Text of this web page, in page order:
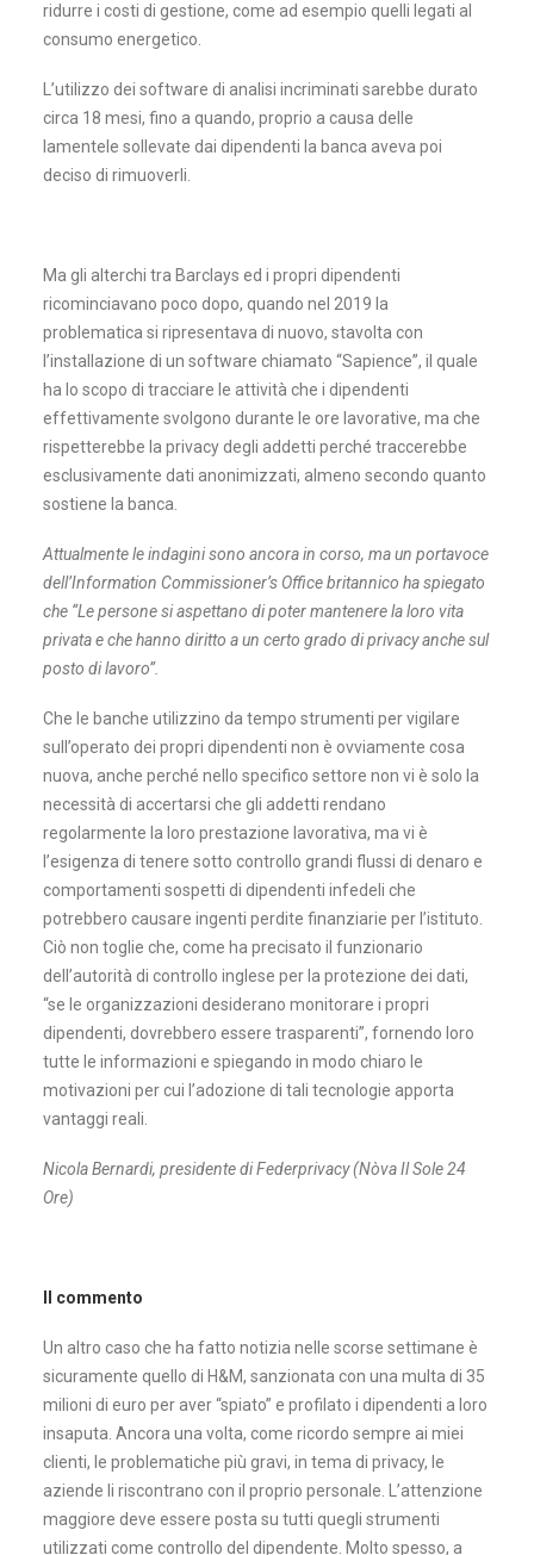
ridurre i costi di gestione, come ad esempio quelli legati al
consumo energetico.
L’utilizzo dei software di analisi incriminati sarebbe durato
circa 18 mesi, fino a quando, proprio a causa delle
lamentele sollevate dai dipendenti la banca aveva poi
deciso di rimuoverli.
Ma gli alterchi tra Barclays ed i propri dipendenti
ricominciavano poco dopo, quando nel 2019 la
problematica si ripresentava di nuovo, stavolta con
l’installazione di un software chiamato “Sapience”, il quale
ha lo scopo di tracciare le attività che i dipendenti
effettivamente svolgono durante le ore lavorative, ma che
rispetterebbe la privacy degli addetti perché traccerebbe
esclusivamente dati anonimizzati, almeno secondo quanto
sostiene la banca.
Attualmente le indagini sono ancora in corso, ma un portavoce
dell’Information Commissioner’s Office britannico ha spiegato
che “Le persone si aspettano di poter mantenere la loro vita
privata e che hanno diritto a un certo grado di privacy anche sul
posto di lavoro”.
Che le banche utilizzino da tempo strumenti per vigilare
sull’operato dei propri dipendenti non è ovviamente cosa
nuova, anche perché nello specifico settore non vi è solo la
necessità di accertarsi che gli addetti rendano
regolarmente la loro prestazione lavorativa, ma vi è
l’esigenza di tenere sotto controllo grandi flussi di denaro e
comportamenti sospetti di dipendenti infedeli che
potrebbero causare ingenti perdite finanziarie per l’istituto.
Ciò non toglie che, come ha precisato il funzionario
dell’autorità di controllo inglese per la protezione dei dati,
“se le organizzazioni desiderano monitorare i propri
dipendenti, dovrebbero essere trasparenti”, fornendo loro
tutte le informazioni e spiegando in modo chiaro le
motivazioni per cui l’adozione di tali tecnologie apporta
vantaggi reali.
Nicola Bernardi, presidente di Federprivacy (Nòva Il Sole 24
Ore)
Il commento
Un altro caso che ha fatto notizia nelle scorse settimane è
sicuramente quello di H&M, sanzionata con una multa di 35
milioni di euro per aver “spiato” e profilato i dipendenti a loro
insaputa. Ancora una volta, come ricordo sempre ai miei
clienti, le problematiche più gravi, in tema di privacy, le
aziende li riscontrano con il proprio personale. L’attenzione
maggiore deve essere posta su tutti quegli strumenti
utilizzati come controllo del dipendente. Molto spesso, a